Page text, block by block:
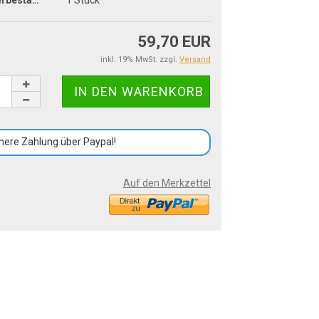
59,70 EUR
inkl. 19% MwSt. zzgl. Versand
Zahlung über Paypal!
Auf den Merkzettel